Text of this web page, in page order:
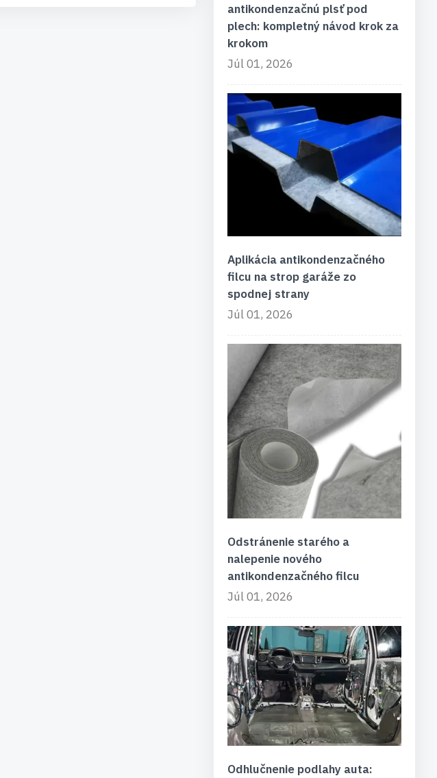
antikondenzačnú plsť pod
plech: kompletný návod krok za
krokom
Júl 01, 2026
Aplikácia antikondenzačného
filcu na strop garáže zo
spodnej strany
Júl 01, 2026
Odstránenie starého a
nalepenie nového
antikondenzačného filcu
Júl 01, 2026
Odhlučnenie podlahy auta: